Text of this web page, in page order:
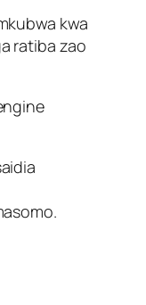
kwa
ratiba zao